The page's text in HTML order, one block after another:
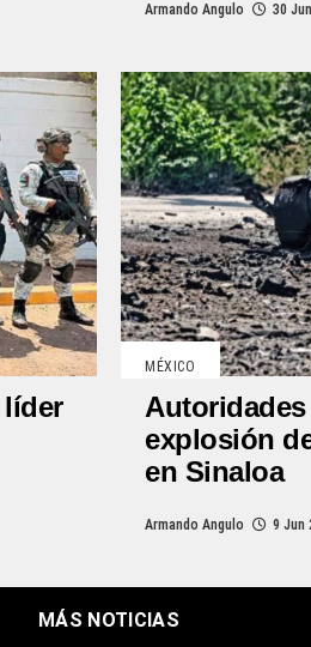
Armando Angulo 30
líder
MÉXICO
explosión
en Sinaloa
Armando Angulo 9 Jun
MÁS NOTICIAS